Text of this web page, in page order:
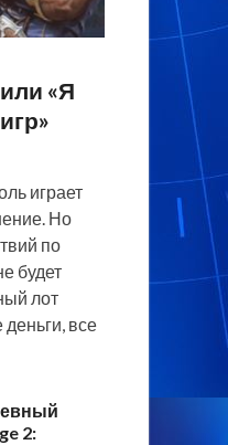
«Я
играет
Но
по
будет
лот
все
2: